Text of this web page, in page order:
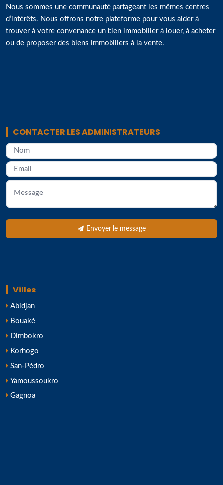
Nous sommes une communauté partageant les mêmes centres
d’intérêts. Nous offrons notre plateforme pour vous aider à
trouver à votre convenance un bien immobilier à louer, à acheter
ou de proposer des biens immobiliers à la vente.
CONTACTER LES ADMINISTRATEURS
Envoyer le message
Villes
Abidjan
Bouaké
Dimbokro
Korhogo
San-Pédro
Yamoussoukro
Gagnoa